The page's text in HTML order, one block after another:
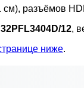
см), разъёмов
32PFL3404D/12,
ниже.